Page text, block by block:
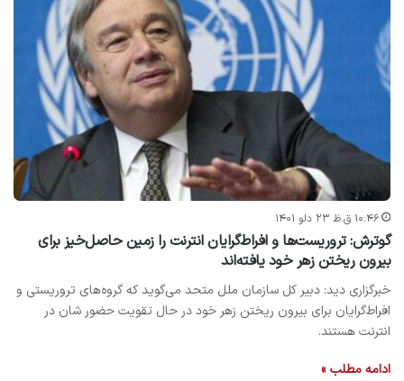
۱۰:۴۶ ق.ظ ۲۳ دلو ۱۴۰۱
گوترش: تروریست‌ها و افراط‌گرایان انترنت را زمین حاصل‌خیز برای
بیرون ریختن زهر خود یافته‌اند
خبرگزاری دید: دبیر کل سازمان ملل متحد می‌گوید که گروه‌های تروریستی و
افراط‌گرایان برای بیرون ریختن زهر خود در حال تقویت حضور شان در
انترنت هستند.
ادامه مطلب »